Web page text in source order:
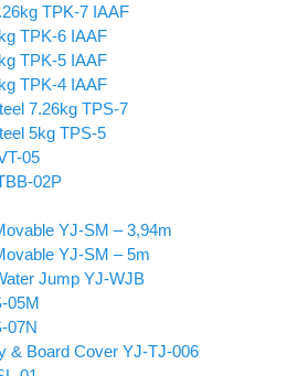
TPK-7 IAAF
TPK-6 IAAF
TPK-5 IAAF
TPK-4 IAAF
7.26kg TPS-7
5kg TPS-5
05
02P
YJ-SM – 3,94m
YJ-SM – 5m
Jump YJ-WJB
05M
07N
& Board Cover YJ-TJ-006